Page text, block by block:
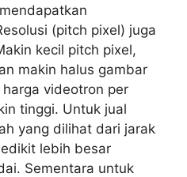
(pitch pixel) juga
kecil pitch pixel,
makin halus gambar
videotron per
tinggi. Untuk jual
yang dilihat dari jarak
lebih besar
Sementara untuk